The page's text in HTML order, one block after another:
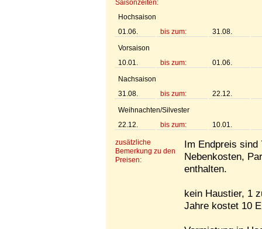
Saisonzeiten:
Hochsaison
01.06.
bis zum:
31.08.
Vorsaison
10.01.
bis zum:
01.06.
Nachsaison
31.08.
bis zum:
22.12.
Weihnachten/Silvester
22.12.
bis zum: 10.01.
zusätzliche
Bemerkung zu den
Preisen:
Im Endpreis
Nebenkosten,
enthalten.
kein Haustier, 1
Jahre kostet 10